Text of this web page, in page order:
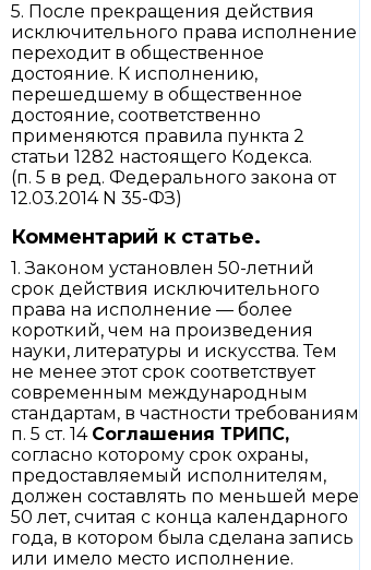
5. После прекращения действия
исключительного права исполнение
переходит в общественное
достояние. К исполнению,
перешедшему в общественное
достояние, соответственно
применяются правила пункта 2
статьи 1282 настоящего Кодекса.
(п. 5 в ред. Федерального закона от
12.03.2014 N 35-ФЗ)
Комментарий к статье.
1. Законом установлен 50-летний
срок действия исключительного
права на исполнение — более
короткий, чем на произведения
науки, литературы и искусства. Тем
не менее этот срок соответствует
современным международным
стандартам, в частности требованиям
п. 5 ст. 14 Соглашения ТРИПС,
согласно которому срок охраны,
предоставляемый исполнителям,
должен составлять по меньшей мере
50 лет, считая с конца календарного
года, в котором была сделана запись
или имело место исполнение.